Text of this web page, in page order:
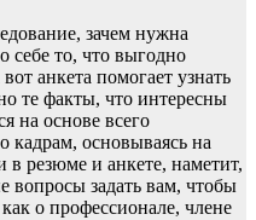
зачем нужна
себе то, что выгодно
анкета помогает узнать
те факты, что интересны
на основе всего
кадрам, основываясь на
резюме и анкете, наметит,
вопросы задать вам, чтобы
о профессионале, члене